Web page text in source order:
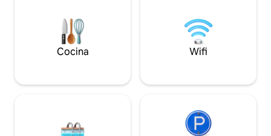
cielos estrellados en este paraíso
impresionante.
Cocina Wifi